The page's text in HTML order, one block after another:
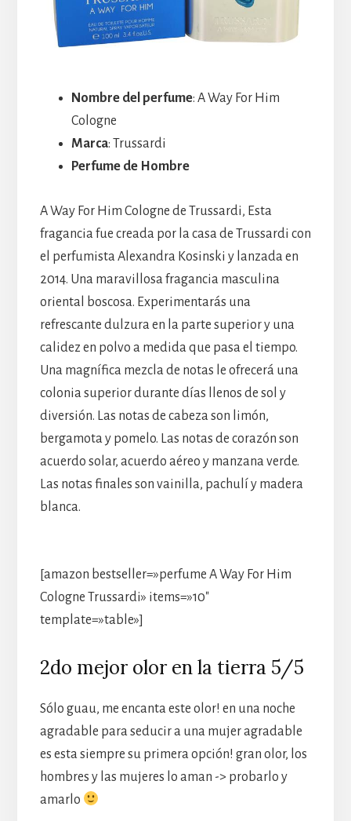
Nombre del perfume: A Way For Him
Cologne
Marca: Trussardi
Perfume de Hombre
A Way For Him Cologne de Trussardi, Esta
fragancia fue creada por la casa de Trussardi con
el perfumista Alexandra Kosinski y lanzada en
2014. Una maravillosa fragancia masculina
oriental boscosa. Experimentarás una
refrescante dulzura en la parte superior y una
calidez en polvo a medida que pasa el tiempo.
Una magnífica mezcla de notas le ofrecerá una
colonia superior durante días llenos de sol y
diversión. Las notas de cabeza son limón,
bergamota y pomelo. Las notas de corazón son
acuerdo solar, acuerdo aéreo y manzana verde.
Las notas finales son vainilla, pachulí y madera
blanca.
[amazon bestseller=»perfume A Way For Him
Cologne Trussardi» items=»10″
template=»table»]
2do mejor olor en la tierra 5/5
Sólo guau, me encanta este olor! en una noche
agradable para seducir a una mujer agradable
es esta siempre su primera opción! gran olor, los
hombres y las mujeres lo aman -> probarlo y
amarlo